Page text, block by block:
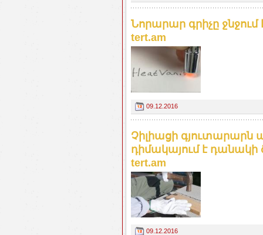
Նորարար գրիչը ջնջում
tert.am
09.12.2016
Չիլիացի գյուտարարն
դիմակայում է դանակի
tert.am
09.12.2016